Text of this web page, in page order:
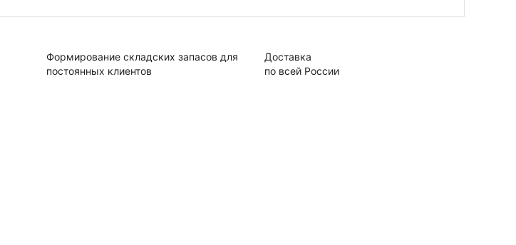
Формирование складских запасов для
постоянных клиентов
Доставка
по всей России